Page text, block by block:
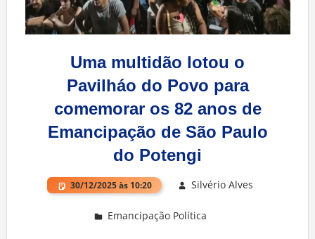
Uma multidão lotou o
Pavilháo do Povo para
comemorar os 82 anos de
Emancipação de São Paulo
do Potengi
30/12/2025 às 10:20 Silvério Alves
Emancipação Política